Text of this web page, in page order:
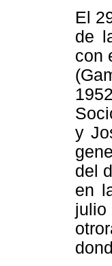
El
de
con
y
del
en